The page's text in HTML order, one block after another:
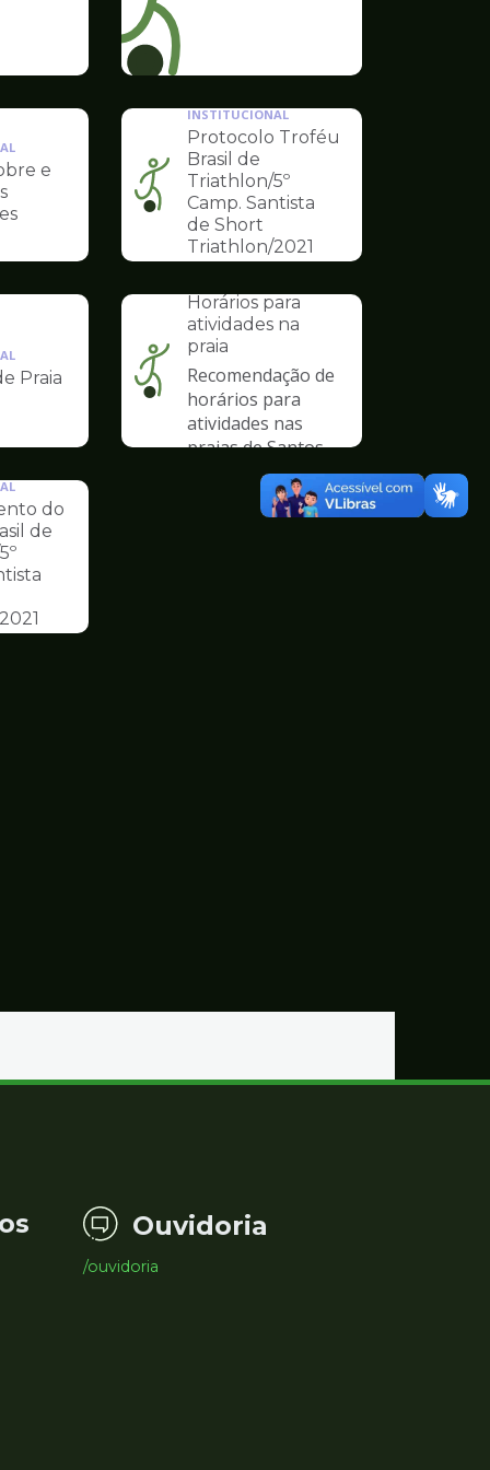
e
Ilustração
da
pagina
de
Esportes
INSTITUCIONAL
Protocolo Troféu
Brasil de
Triathlon/5º
Camp. Santista
de Short
Triathlon/2021
Praia
Ilustração
da
pagina
de
Horários para
atividades na
praia
Recomendação de
horários para
atividades nas
praias de Santos
do
de
Ouvidoria
/ouvidoria